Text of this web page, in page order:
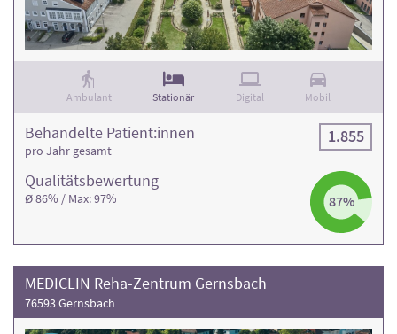
jeweiligen Klinikprofilen.Achten Sie bei Ihrer Auswahl auf die
Bewertung der Rehaklinik und die Anzahl der
Behandlungsfälle.
Ambulant Stationär Digital Mobil
Qualitäts­bewertung
Ø 86% / Max: 97% 87%
Behandelte Patient:innen
pro Jahr gesamt
1.855
MEDICLIN Reha-Zentrum Gernsbach
76593 Gernsbach